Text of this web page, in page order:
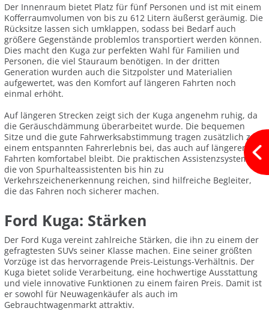
Der Innenraum bietet Platz für fünf Personen und ist mit einem
Kofferraumvolumen von bis zu 612 Litern äußerst geräumig. Die
Rücksitze lassen sich umklappen, sodass bei Bedarf auch
größere Gegenstände problemlos transportiert werden können.
Dies macht den Kuga zur perfekten Wahl für Familien und
Personen, die viel Stauraum benötigen. In der dritten
Generation wurden auch die Sitzpolster und Materialien
aufgewertet, was den Komfort auf längeren Fahrten noch
einmal erhöht.
Auf längeren Strecken zeigt sich der Kuga angenehm ruhig, da
die Geräuschdämmung überarbeitet wurde. Die bequemen
Sitze und die gute Fahrwerksabstimmung tragen zusätzlich zu
einem entspannten Fahrerlebnis bei, das auch auf längeren
Fahrten komfortabel bleibt. Die praktischen Assistenzsysteme,
die von Spurhalteassistenten bis hin zu
Verkehrszeichenerkennung reichen, sind hilfreiche Begleiter,
die das Fahren noch sicherer machen.
Ford Kuga: Stärken
Der Ford Kuga vereint zahlreiche Stärken, die ihn zu einem der
gefragtesten SUVs seiner Klasse machen. Eine seiner größten
Vorzüge ist das hervorragende Preis-Leistungs-Verhältnis. Der
Kuga bietet solide Verarbeitung, eine hochwertige Ausstattung
und viele innovative Funktionen zu einem fairen Preis. Damit ist
er sowohl für Neuwagenkäufer als auch im
Gebrauchtwagenmarkt attraktiv.